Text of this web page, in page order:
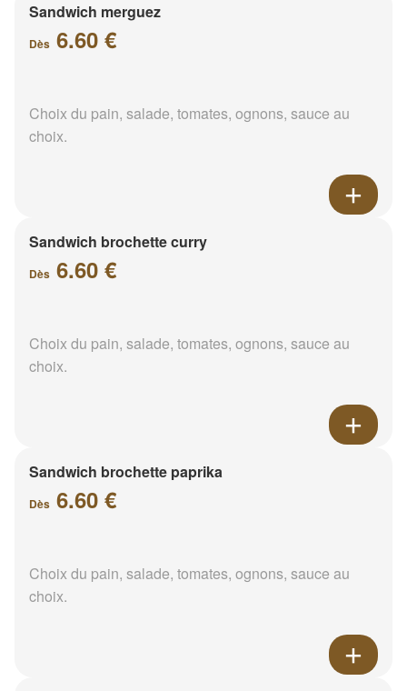
Sandwich merguez
Dès 6.60 €
Choix du pain, salade, tomates, ognons, sauce au
choix.
Sandwich brochette curry
Dès 6.60 €
Choix du pain, salade, tomates, ognons, sauce au
choix.
Sandwich brochette paprika
Dès 6.60 €
Choix du pain, salade, tomates, ognons, sauce au
choix.